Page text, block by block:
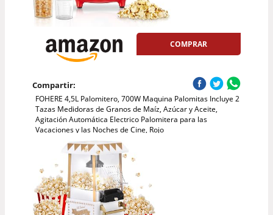
COMPRAR
Compartir:
FOHERE 4,5L Palomitero, 700W Maquina Palomitas Incluye 2
Tazas Medidoras de Granos de Maíz, Azúcar y Aceite,
Agitación Automática Electrico Palomitera para las
Vacaciones y las Noches de Cine, Rojo